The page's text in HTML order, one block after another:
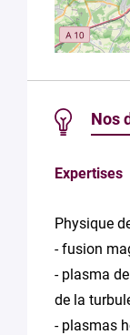
Nos
Expertises
Physique
- fusion
- plasma
de la
- plasmas